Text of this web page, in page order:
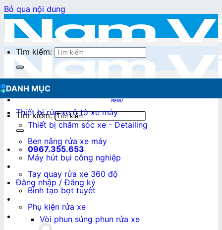
Bỏ qua nội dung
Tìm kiếm:
0967.355.653
Đăng nhập / Đăng ký
Tìm kiếm:
DANH MỤC
Thiết bị rửa xe ô tô xe máy
Thiết bị chăm sóc xe - Detailing
Ben nâng rửa xe máy
Máy hút bụi công nghiệp
Tay quay rửa xe 360 độ
Bình tạo bọt tuyết
Phụ kiện rửa xe
Vòi phun súng phun rửa xe